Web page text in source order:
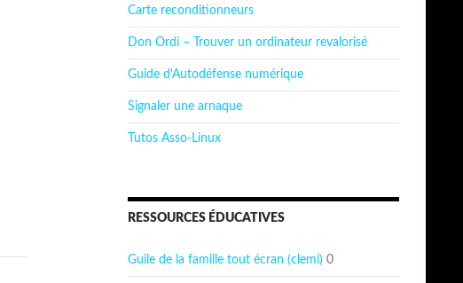
Carte reconditionneurs
Don Ordi – Trouver un ordinateur revalorisé
Guide d'Autodéfense numérique
Signaler une arnaque
Tutos Asso-Linux
RESSOURCES ÉDUCATIVES
Guile de la famille tout écran (clemi) 0